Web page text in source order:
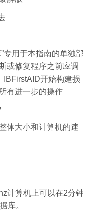
专用于本指南的单独部
或修复程序之前应调
IBFirstAID开始构建损
有进一步的操作
体大小和计算机的速
计算机上可以在2分钟
库。